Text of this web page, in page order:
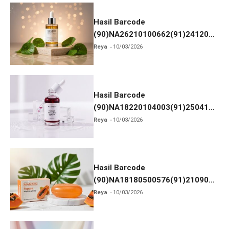
Hasil Barcode
(90)NA26210100662(91)241203
dan Izin BPOM
Reya 10/03/2026
Hasil Barcode
(90)NA18220104003(91)250418
dan Izin BPOM
Reya 10/03/2026
Hasil Barcode
(90)NA18180500576(91)210906
dan Izin BPOM
Reya 10/03/2026